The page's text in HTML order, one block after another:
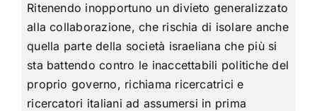
Ritenendo inopportuno un divieto generalizzato
alla collaborazione, che rischia di isolare anche
quella parte della società israeliana che più si
sta battendo contro le inaccettabili politiche del
proprio governo, richiama ricercatrici e
ricercatori italiani ad assumersi in prima